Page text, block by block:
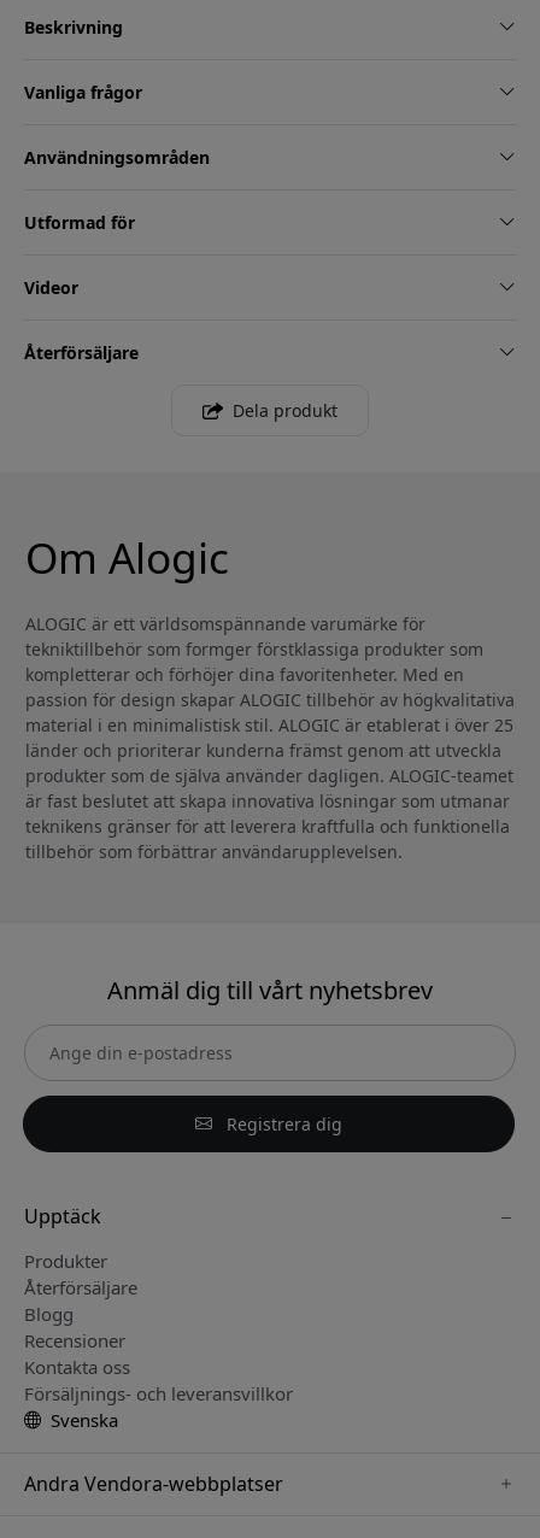
Beskrivning
Vanliga frågor
Användningsområden
Utformad för
Videor
Återförsäljare
Dela produkt
Om Alogic
ALOGIC är ett världsomspännande varumärke för
tekniktillbehör som formger förstklassiga produkter som
kompletterar och förhöjer dina favoritenheter. Med en
passion för design skapar ALOGIC tillbehör av högkvalitativa
material i en minimalistisk stil. ALOGIC är etablerat i över 25
länder och prioriterar kunderna främst genom att utveckla
produkter som de själva använder dagligen. ALOGIC-teamet
är fast beslutet att skapa innovativa lösningar som utmanar
teknikens gränser för att leverera kraftfulla och funktionella
tillbehör som förbättrar användarupplevelsen.
Anmäl dig till vårt nyhetsbrev
Registrera dig
Upptäck
Produkter
Återförsäljare
Blogg
Recensioner
Kontakta oss
Försäljnings- och leveransvillkor
Svenska
Andra Vendora-webbplatser